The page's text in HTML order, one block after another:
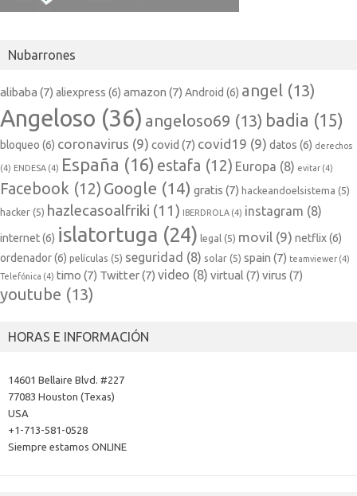
Nubarrones
alibaba (7) aliexpress (6) amazon (7) Android (6) angel (13)
Angeloso (36) angeloso69 (13) badia (15)
bloqueo (6) coronavirus (9) covid (7) covid19 (9) datos (6) derechos
(4) ENDESA (4) España (16) estafa (12) Europa (8) evitar (4)
Facebook (12) Google (14) gratis (7) hackeandoelsistema (5)
hacker (5) hazlecasoalfriki (11) IBERDROLA (4) instagram (8)
internet(6) islatortuga (24) legal (5) movil (9) netflix(6)
ordenador(6) películas (5) seguridad (8) solar (5) spain (7) teamviewer (4)
Telefónica (4) timo (7) Twitter(7) video (8) virtual (7) virus (7)
youtube (13)
HORAS E INFORMACIÓN
14601 Bellaire Blvd. #227
77083 Houston (Texas)
USA
+1-713-581-0528
Siempre estamos ONLINE